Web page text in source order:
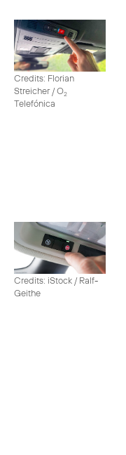
Credits: Florian
Streicher / O2
Telefónica
Credits: iStock / Ralf-
Geithe